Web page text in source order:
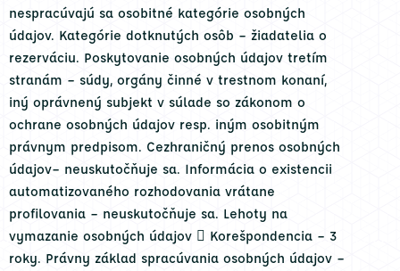
nespracúvajú sa osobitné kategórie osobných
údajov. Kategórie dotknutých osôb – žiadatelia o
rezerváciu. Poskytovanie osobných údajov tretím
stranám – súdy, orgány činné v trestnom konaní,
iný oprávnený subjekt v súlade so zákonom o
ochrane osobných údajov resp. iným osobitným
právnym predpisom. Cezhraničný prenos osobných
údajov– neuskutočňuje sa. Informácia o existencii
automatizovaného rozhodovania vrátane
profilovania – neuskutočňuje sa. Lehoty na
vymazanie osobných údajov  Korešpondencia – 3
roky. Právny základ spracúvania osobných údajov –